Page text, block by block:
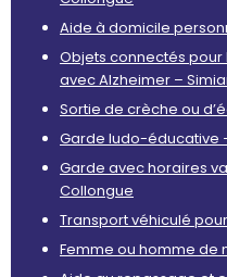
Aide à domicile
Objets connectés
avec Alzheimer –
Sortie de crèche ou
Garde ludo-éducative
Garde avec horaires
Collongue
Transport véhiculé
Femme ou homme de